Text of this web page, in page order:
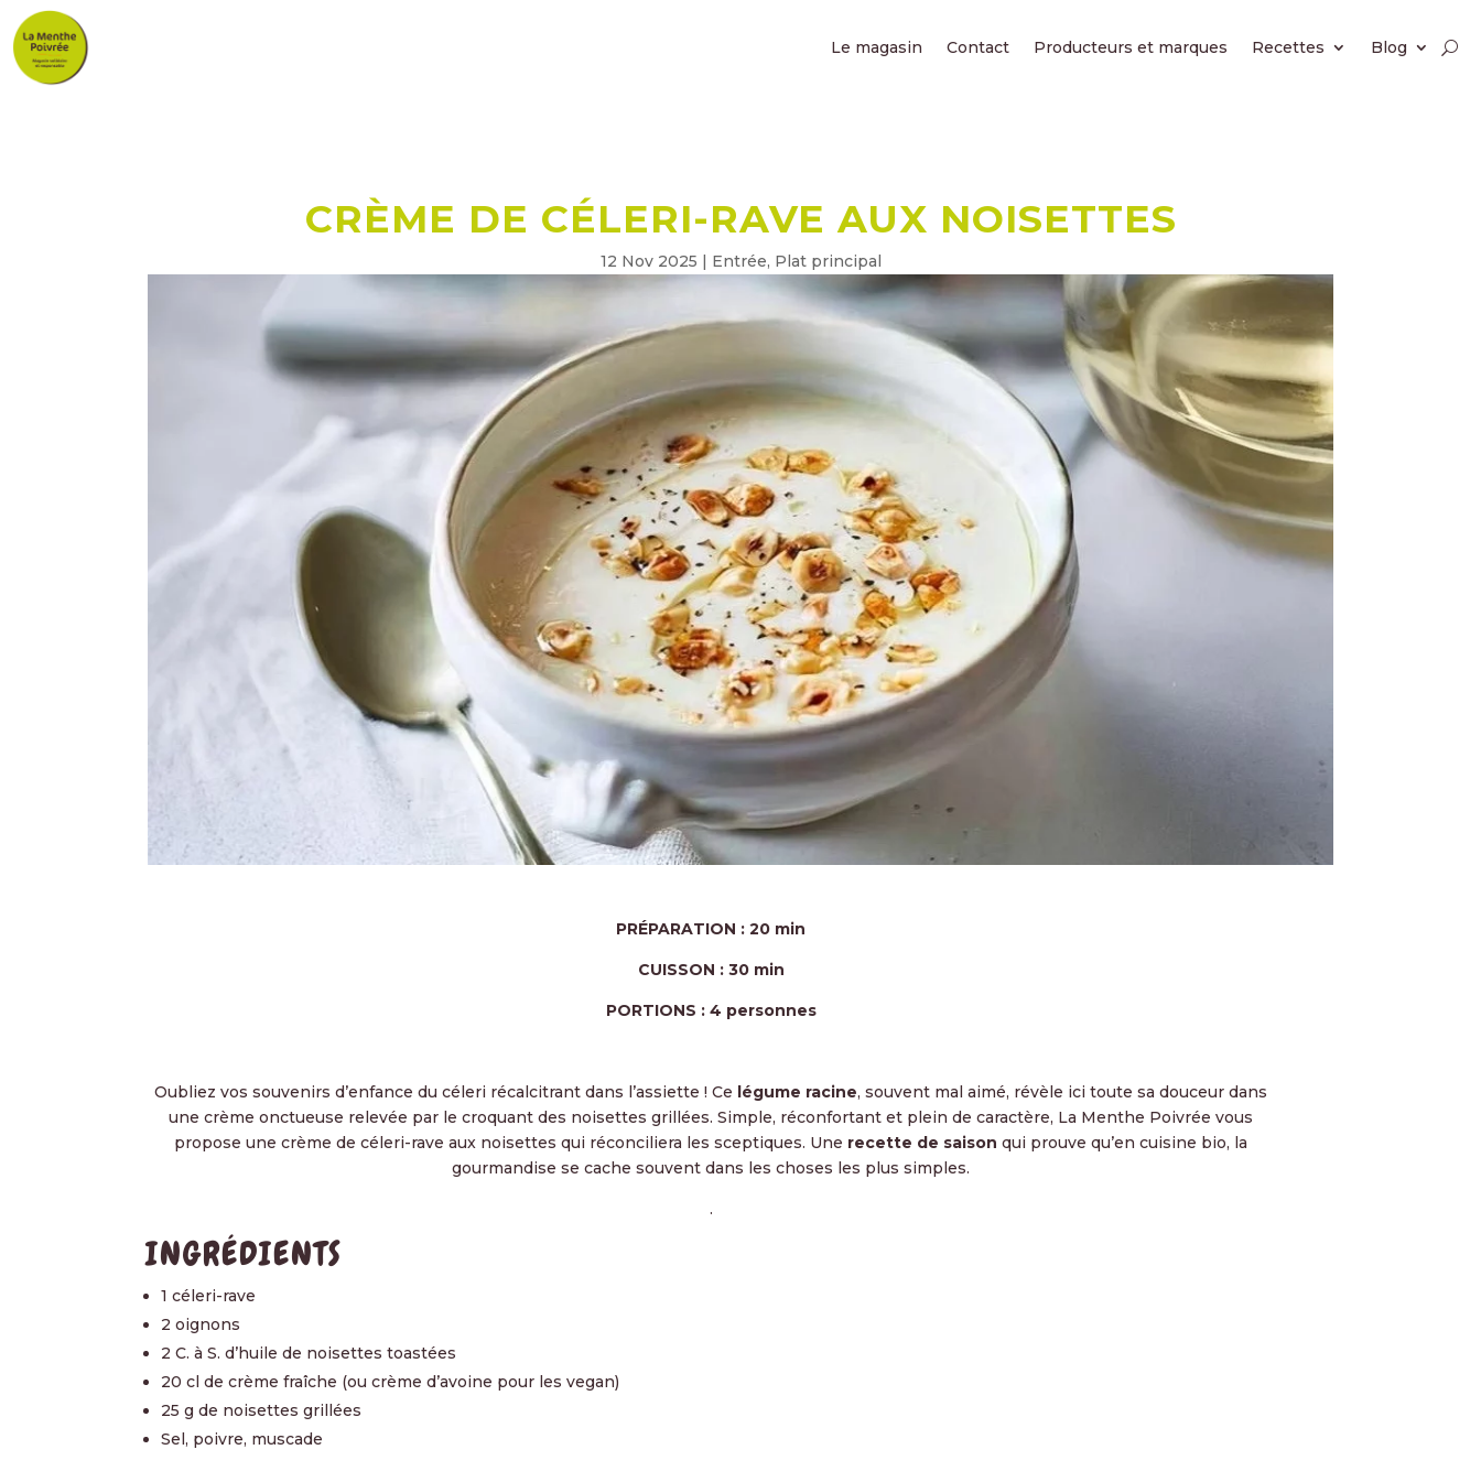
Le magasin Contact Producteurs et marques Recettes Blog
CRÈME DE CÉLERI-RAVE AUX NOISETTES
12 Nov 2025 | Entrée, Plat principal
PRÉPARATION : 20 min
CUISSON : 30 min
PORTIONS : 4 personnes
Oubliez vos souvenirs d’enfance du céleri récalcitrant dans l’assiette ! Ce légume racine, souvent mal aimé, révèle ici toute sa douceur dans
une crème onctueuse relevée par le croquant des noisettes grillées. Simple, réconfortant et plein de caractère, La Menthe Poivrée vous
propose une crème de céleri-rave aux noisettes qui réconciliera les sceptiques. Une recette de saison qui prouve qu’en cuisine bio, la
gourmandise se cache souvent dans les choses les plus simples.
.
INGRÉDIENTS
1 céleri-rave
2 oignons
2 C. à S. d’huile de noisettes toastées
20 cl de crème fraîche (ou crème d’avoine pour les vegan)
25 g de noisettes grillées
Sel, poivre, muscade